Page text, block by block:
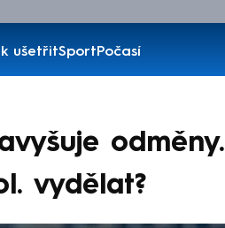
ušetřitSportPočasí
odměny.
vydělat?